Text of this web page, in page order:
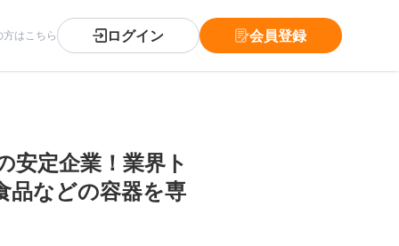
はこちら ログイン 会員登録
安定企業！業界ト
品などの容器を専